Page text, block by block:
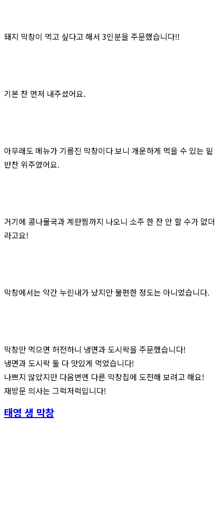
돼지 막창이 먹고 싶다고 해서 3인분을 주문했습니다!!
기본 찬 먼저 내주셨어요.
아무래도 메뉴가 기름진 막창이다 보니 개운하게 먹을 수 있는 밑
반찬 위주였어요.
거기에 콩나물국과 계란찜까지 나오니 소주 한 잔 안 할 수가 없더
라고요!
막창에서는 약간 누린내가 났지만 불편한 정도는 아니었습니다.
막창만 먹으면 허전하니 냉면과 도시락을 주문했습니다!
냉면과 도시락 둘 다 맛있게 먹었습니다!
나쁘지 않았지만 다음번엔 다른 막창집에 도전해 보려고 해요!
재방문 의사는 그럭저럭입니다!
태영 생 막창